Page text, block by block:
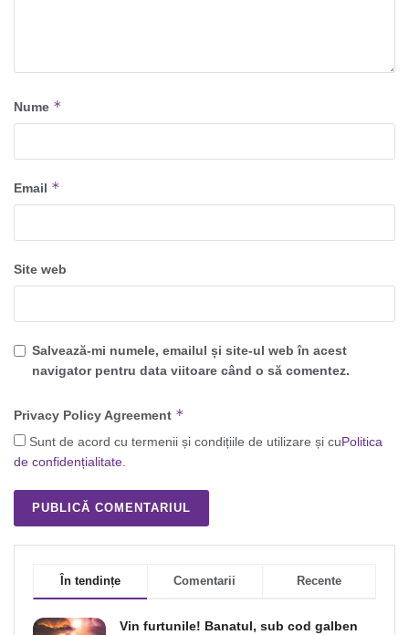
Nume *
Email *
Site web
Salvează-mi numele, emailul și site-ul web în acest
navigator pentru data viitoare când o să comentez.
Privacy Policy Agreement *
Sunt de acord cu termenii și condițiile de utilizare și cuPolitica
de confidențialitate.
În tendințe Comentarii Recente
Vin furtunile! Banatul, sub cod galben